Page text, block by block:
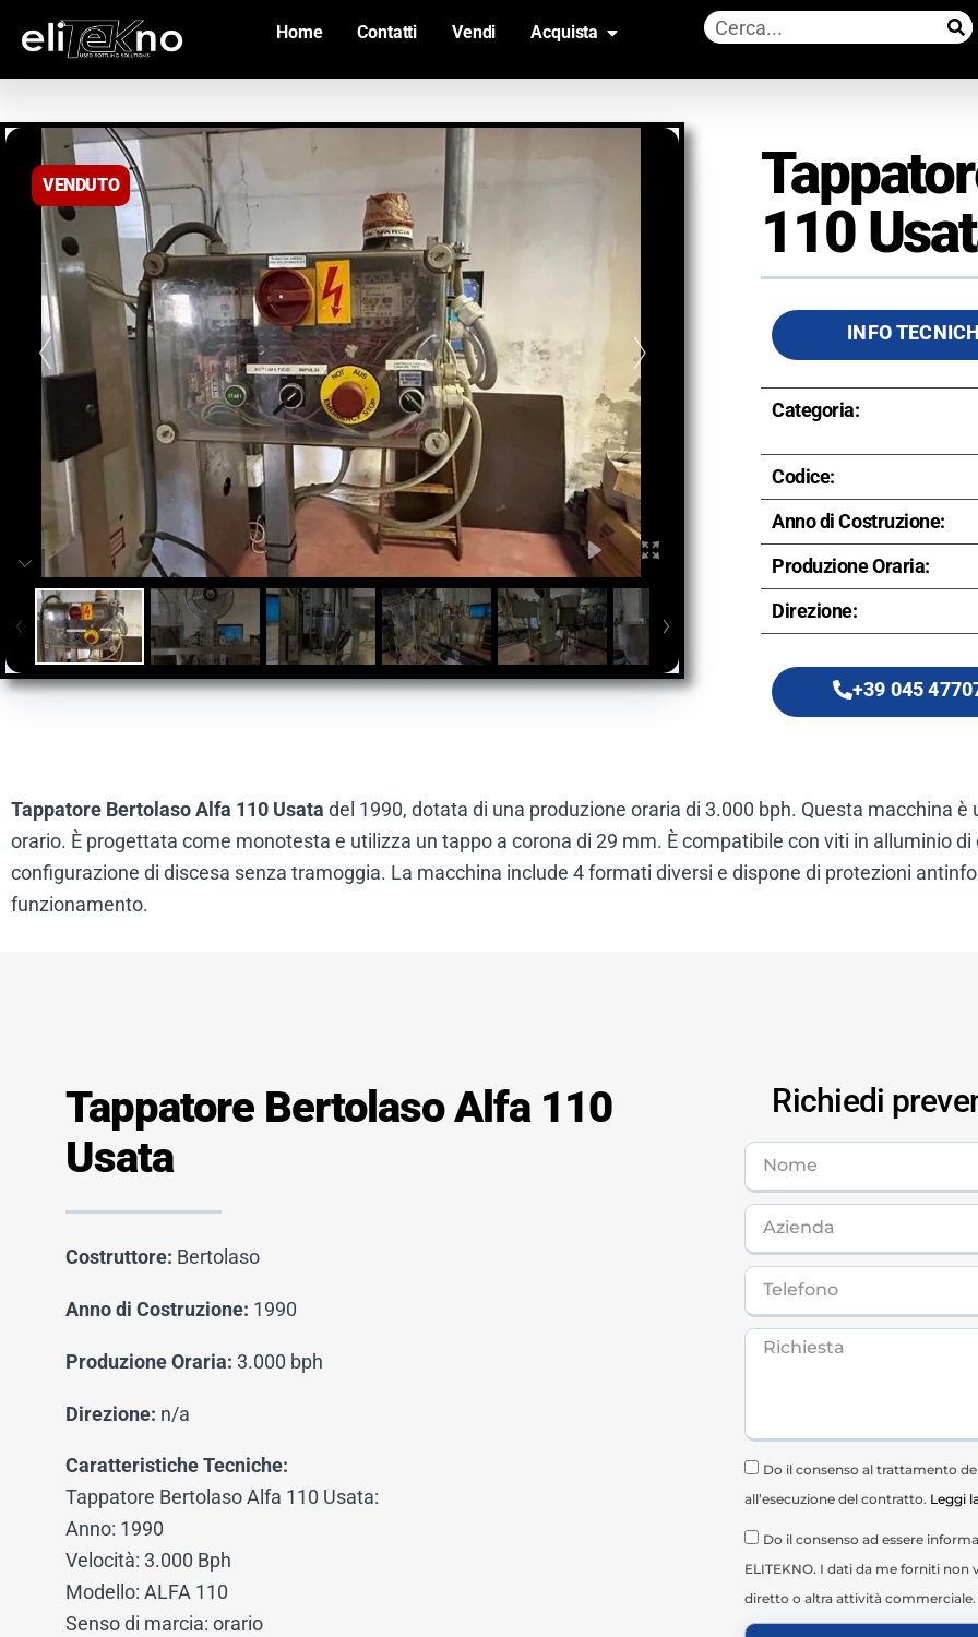
Home Contatti Vendi Acquista
VENDUTO
110
INFO
Categoria:
Codice:
Anno di Costruzione:
Produzione Oraria:
Direzione:
+39 045
Tappatore Bertolaso Alfa 110 Usata del 1990, dotata di una produzione oraria di 3.000 bph. Questa macchina
orario. È progettata come monotesta e utilizza un tappo a corona di 29 mm. È compatibile con viti in alluminio
configurazione di discesa senza tramoggia. La macchina include 4 formati diversi e dispone di protezioni
funzionamento.
Tappatore Bertolaso Alfa 110
Usata
Costruttore: Bertolaso
Anno di Costruzione: 1990
Produzione Oraria: 3.000 bph
Direzione: n/a
Caratteristiche Tecniche:
Tappatore Bertolaso Alfa 110 Usata:
Anno: 1990
Velocità: 3.000 Bph
Modello: ALFA 110
Senso di marcia: orario
Richiedi
Do il consenso al trattamento
all’esecuzione del contratto. Leggi
Do il consenso ad essere
ELITEKNO. I dati da me forniti
diretto o altra attività commerciale.